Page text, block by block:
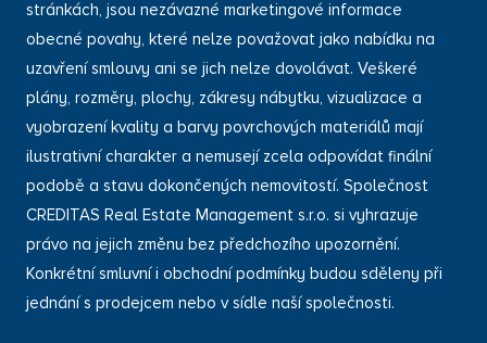
stránkách, jsou nezávazné marketingové informace
obecné povahy, které nelze považovat jako nabídku na
uzavření smlouvy ani se jich nelze dovolávat. Veškeré
plány, rozměry, plochy, zákresy nábytku, vizualizace a
vyobrazení kvality a barvy povrchových materiálů mají
ilustrativní charakter a nemusejí zcela odpovídat finální
podobě a stavu dokončených nemovitostí. Společnost
CREDITAS Real Estate Management s.r.o. si vyhrazuje
právo na jejich změnu bez předchozího upozornění.
Konkrétní smluvní i obchodní podmínky budou sděleny při
jednání s prodejcem nebo v sídle naší společnosti.